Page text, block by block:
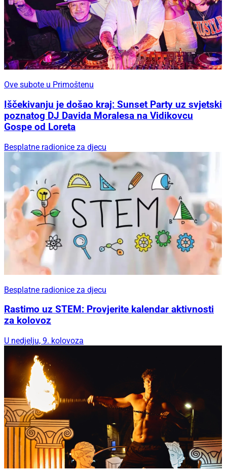
Ove subote u Primoštenu
Iščekivanju je došao kraj: Sunset Party uz svjetski
poznatog DJ Davida Moralesa na Vidikovcu
Gospe od Loreta
Besplatne radionice za djecu
Besplatne radionice za djecu
Rastimo uz STEM: Provjerite kalendar aktivnosti
za kolovoz
U nedjelju, 9. kolovoza